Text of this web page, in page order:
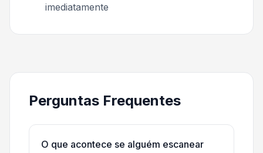
imediatamente
Perguntas Frequentes
O que acontece se alguém escanear